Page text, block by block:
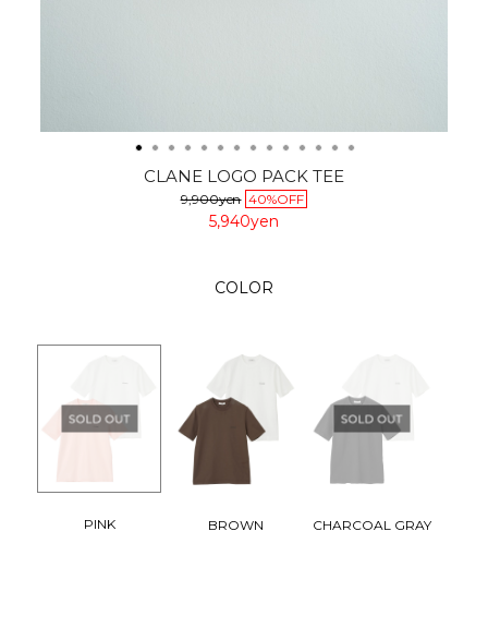
CLANE LOGO PACK TEE
9,900yen 40%OFF
5,940yen
COLOR
PINK BROWN CHARCOAL GRAY